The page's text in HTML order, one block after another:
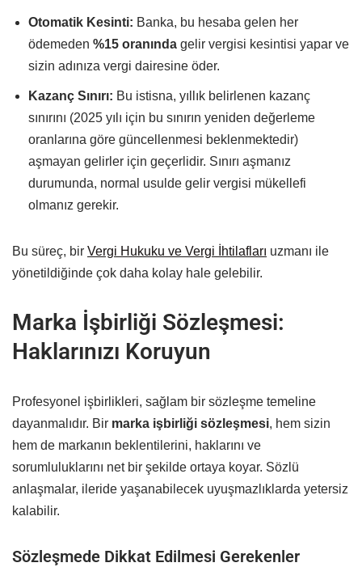
Otomatik Kesinti: Banka, bu hesaba gelen her
ödemeden %15 oranında gelir vergisi kesintisi yapar ve
sizin adınıza vergi dairesine öder.
Kazanç Sınırı: Bu istisna, yıllık belirlenen kazanç
sınırını (2025 yılı için bu sınırın yeniden değerleme
oranlarına göre güncellenmesi beklenmektedir)
aşmayan gelirler için geçerlidir. Sınırı aşmanız
durumunda, normal usulde gelir vergisi mükellefi
olmanız gerekir.
Bu süreç, bir Vergi Hukuku ve Vergi İhtilafları uzmanı ile
yönetildiğinde çok daha kolay hale gelebilir.
Marka İşbirliği Sözleşmesi:
Haklarınızı Koruyun
Profesyonel işbirlikleri, sağlam bir sözleşme temeline
dayanmalıdır. Bir marka işbirliği sözleşmesi, hem sizin
hem de markanın beklentilerini, haklarını ve
sorumluluklarını net bir şekilde ortaya koyar. Sözlü
anlaşmalar, ileride yaşanabilecek uyuşmazlıklarda yetersiz
kalabilir.
Sözleşmede Dikkat Edilmesi Gerekenler